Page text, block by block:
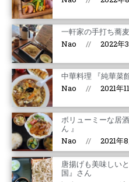
一軒家の手打ち蕎麦
Nao 2022年
中華料理 『純華菜館
Nao 2021年
ボリューミーな居
ん 』
Nao 2021年
唐揚げも美味しい
国』さん